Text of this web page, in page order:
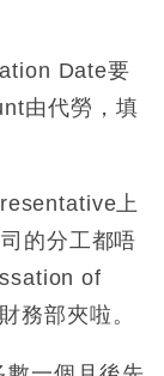
Date要
由代勞，填
上
的分工都唔
of
務部夾啦。